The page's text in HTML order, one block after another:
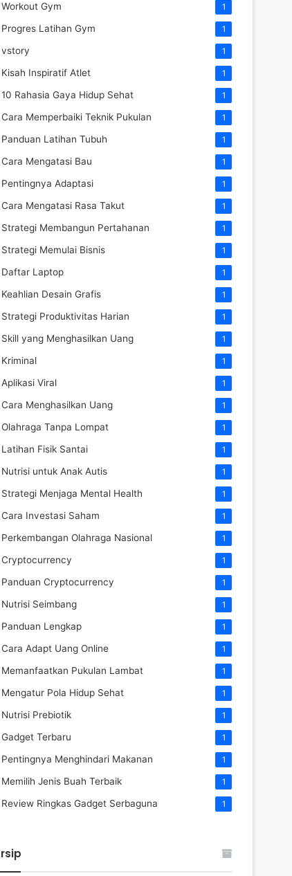
Workout Gym 1
Progres Latihan Gym 1
vstory 1
Kisah Inspiratif Atlet 1
10 Rahasia Gaya Hidup Sehat 1
Cara Memperbaiki Teknik Pukulan 1
Panduan Latihan Tubuh 1
Cara Mengatasi Bau 1
Pentingnya Adaptasi 1
Cara Mengatasi Rasa Takut 1
Strategi Membangun Pertahanan 1
Strategi Memulai Bisnis 1
Daftar Laptop 1
Keahlian Desain Grafis 1
Strategi Produktivitas Harian 1
Skill yang Menghasilkan Uang 1
Kriminal 1
Aplikasi Viral 1
Cara Menghasilkan Uang 1
Olahraga Tanpa Lompat 1
Latihan Fisik Santai 1
Nutrisi untuk Anak Autis 1
Strategi Menjaga Mental Health 1
Cara Investasi Saham 1
Perkembangan Olahraga Nasional 1
Cryptocurrency 1
Panduan Cryptocurrency 1
Nutrisi Seimbang 1
Panduan Lengkap 1
Cara Adapt Uang Online 1
Memanfaatkan Pukulan Lambat 1
Mengatur Pola Hidup Sehat 1
Nutrisi Prebiotik 1
Gadget Terbaru 1
Pentingnya Menghindari Makanan 1
Memilih Jenis Buah Terbaik 1
Review Ringkas Gadget Serbaguna 1